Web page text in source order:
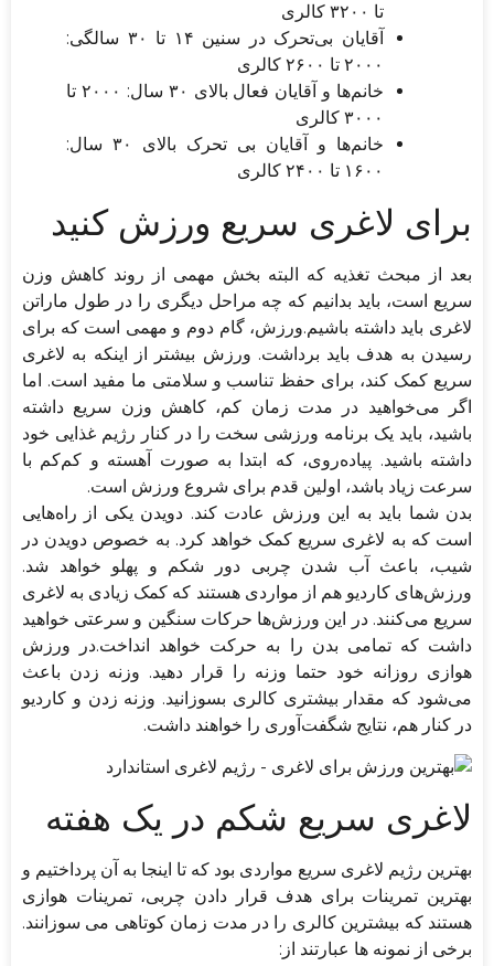
تا ۳۲۰۰ کالری
آقایان بی‌تحرک در سنین ۱۴ تا ۳۰ سالگی:
۲۰۰۰ تا ۲۶۰۰ کالری
خانم‌ها و آقایان فعال بالای ۳۰ سال: ۲۰۰۰ تا
۳۰۰۰ کالری
خانم‌ها و آقایان بی ‌تحرک بالای ۳۰ سال:
۱۶۰۰ تا ۲۴۰۰ کالری
برای لاغری سریع ورزش کنید
بعد از مبحث تغذیه که البته بخش مهمی از روند کاهش وزن
سریع است، باید بدانیم که چه مراحل دیگری را در طول ماراتن
لاغری باید داشته باشیم.ورزش، گام دوم و مهمی است که برای
رسیدن به هدف باید برداشت. ورزش بیشتر از اینکه به لاغری
سریع کمک کند، برای حفظ تناسب و سلامتی ما مفید است. اما
اگر می‌خواهید در مدت زمان کم، کاهش وزن سریع داشته
باشید، باید یک برنامه ورزشی سخت را در کنار رژیم غذایی خود
داشته باشید. پیاده‌روی، که ابتدا به صورت آهسته و کم‌کم با
سرعت زیاد باشد، اولین قدم برای شروع ورزش است.
بدن شما باید به این ورزش عادت کند. دویدن یکی از راه‌هایی
است که به لاغری سریع کمک خواهد کرد. به خصوص دویدن در
شیب، باعث آب شدن چربی دور شکم و پهلو خواهد شد.
ورزش‌های کاردیو هم از مواردی هستند که کمک زیادی به لاغری
سریع می‌کنند. در این ورزش‌ها حرکات سنگین و سرعتی خواهید
داشت که تمامی بدن را به حرکت خواهد انداخت.در ورزش
هوازی روزانه خود حتما وزنه را قرار دهید. وزنه زدن باعث
می‌شود که مقدار بیشتری کالری بسوزانید. وزنه زدن و کاردیو
در کنار هم، نتایج شگفت‌آوری را خواهند داشت.
لاغری سریع شکم در یک هفته
بهترین رژیم لاغری سریع مواردی بود که تا اینجا به آن پرداختیم و
بهترین تمرینات برای هدف قرار دادن چربی، تمرینات هوازی
هستند که بیشترین کالری را در مدت زمان کوتاهی می سوزانند.
برخی از نمونه ها عبارتند از: